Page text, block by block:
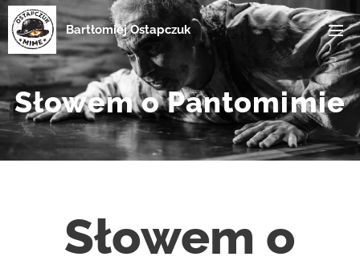
Bartłomiej Ostapczuk
Słowem o Pantomimie
Słowem o